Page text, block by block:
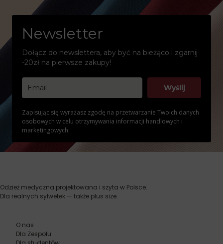
Newsletter
Dołącz do newslettera, aby być na bieżąco i zgarnij
-20zł na pierwsze zakupy!
Wyślij
Zapisując się wyrażasz zgodę na przetwarzanie Twoich danych
osobowych w celu otrzymywania informacji handlowych i
marketingowych.
Odzież medyczna projektowana i szyta w Polsce.
Dla realnych sylwetek — także plus size.
O nas
Dla Zespołu